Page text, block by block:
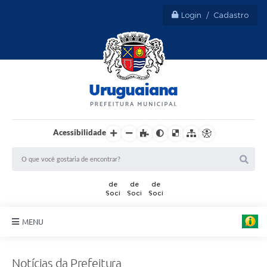
Login / Cadastro
Acessibilidade
MENU
Notícias da Prefeitura